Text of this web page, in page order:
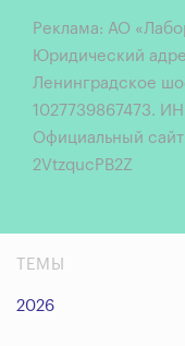
Реклама: АО
Юридический
Ленинградское
1027739867473.
Официальный
2VtzqucPB2Z
ТЕМЫ
2026